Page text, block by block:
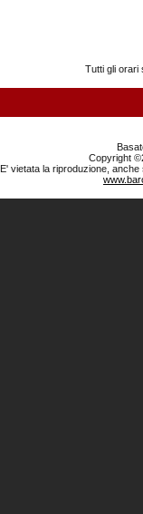
Tutti gli orari
Copyright
E' vietata la riproduzione,